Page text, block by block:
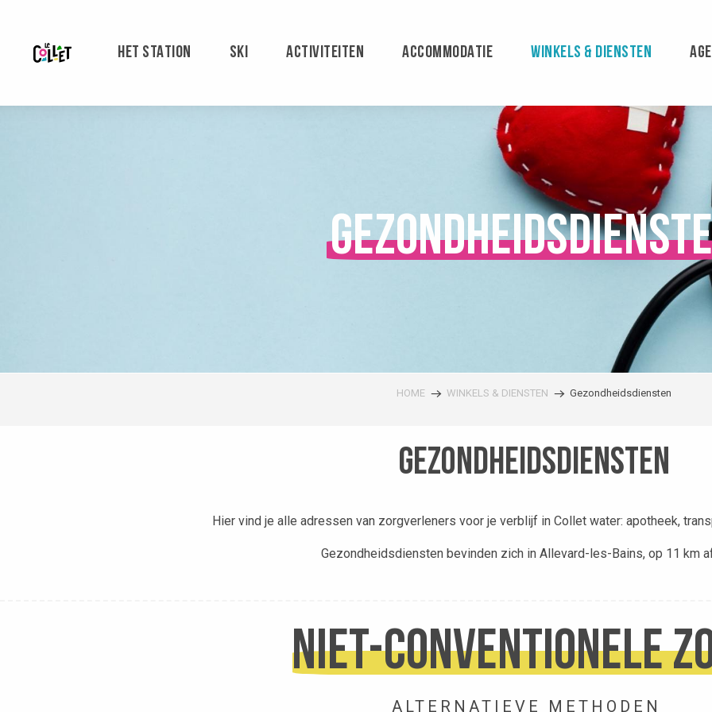
contenu
principal
HET STATION SKI ACTIVITEITEN ACCOMMODATIE WINKELS & DIENSTEN
HOME WINKELS & DIENSTEN Gezondheidsdiensten
Gezondheidsdiensten
Hier vind je alle adressen van zorgverleners voor je verblijf in Collet water: apotheek,
Gezondheidsdiensten bevinden zich in Allevard-les-Bains, op 11 km
Niet-conventionele
ALTERNATIEVE METHODEN